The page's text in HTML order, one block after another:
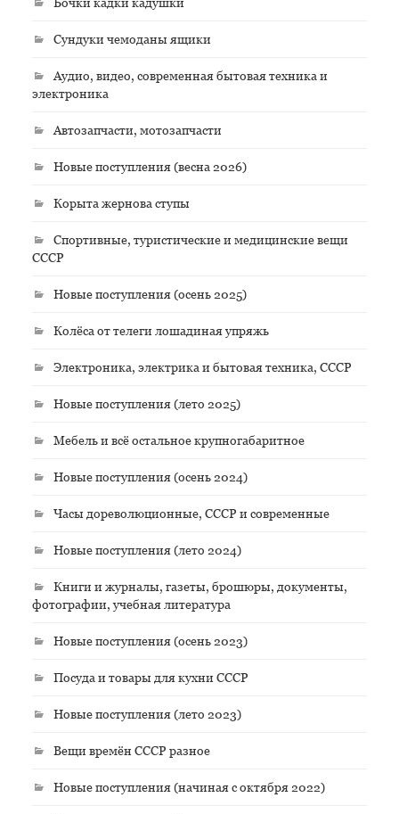
Сундуки чемоданы ящики
Аудио, видео, современная бытовая техника и
электроника
Автозапчасти, мотозапчасти
Новые поступления (весна 2026)
Корыта жернова ступы
Спортивные, туристические и медицинские вещи
СССР
Новые поступления (осень 2025)
Колёса от телеги лошадиная упряжь
Электроника, электрика и бытовая техника, СССР
Новые поступления (лето 2025)
Мебель и всё остальное крупногабаритное
Новые поступления (осень 2024)
Часы дореволюционные, СССР и современные
Новые поступления (лето 2024)
Книги и журналы, газеты, брошюры, документы,
фотографии, учебная литература
Новые поступления (осень 2023)
Посуда и товары для кухни СССР
Новые поступления (лето 2023)
Вещи времён СССР разное
Новые поступления (начиная с октября 2022)